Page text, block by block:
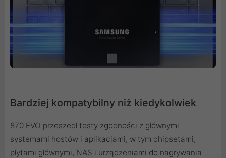
Bardziej kompatybilny niż kiedykolwiek
870 EVO przeszedł testy zgodności z głównymi
systemami hostów i aplikacjami, w tym chipsetami,
płytami głównymi, NAS i urządzeniami do nagrywania